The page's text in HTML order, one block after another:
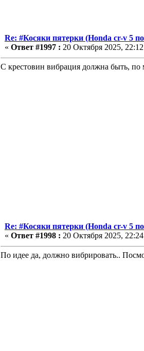
Re: #Косяки пятерки (Honda cr-v 5
« Ответ #1997 : 20 Октября 2025,
С крестовин вибрация должна быть,
Re: #Косяки пятерки (Honda cr-v 5
« Ответ #1998 : 20 Октября 2025,
По идее да, должно вибрировать..